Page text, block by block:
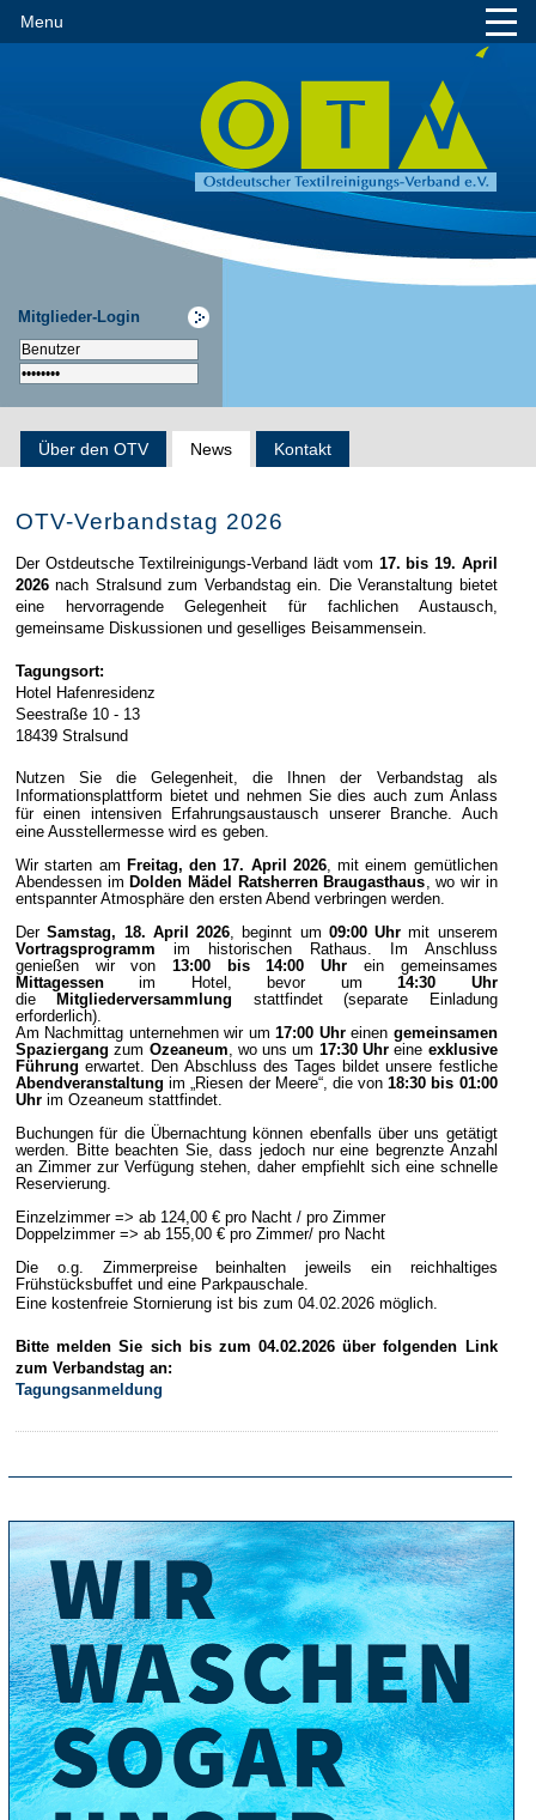
Menu
Mitglieder-Login
Über den OTV News Kontakt
OTV-Verbandstag 2026
Der Ostdeutsche Textilreinigungs-Verband lädt vom 17. bis 19. April
2026nach Stralsund zum Verbandstag ein. Die Veranstaltung bietet
eine hervorragende Gelegenheit für fachlichen Austausch,
gemeinsame Diskussionen und geselliges Beisammensein.
Tagungsort:
Hotel Hafenresidenz
Seestraße 10 - 13
18439 Stralsund
Nutzen Sie die Gelegenheit, die Ihnen der Verbandstag als
Informationsplattform bietet und nehmen Sie dies auch zum Anlass
für einen intensiven Erfahrungsaustausch unserer Branche. Auch
eine Ausstellermesse wird es geben.
Wir starten am Freitag, den 17. April 2026, mit einem gemütlichen
Abendessen im Dolden Mädel Ratsherren Braugasthaus, wo wir in
entspannter Atmosphäre den ersten Abend verbringen werden.
DerSamstag, 18. April 2026, beginnt um 09:00 Uhr mit unserem
Vortragsprogramm im historischen Rathaus. Im Anschluss
genießen wir von13:00 bis 14:00 Uhr ein gemeinsames
Mittagessenim Hotel, bevor um14:30 Uhr
die
Mitgliederversammlung stattfindet (separate Einladung
erforderlich).
Am Nachmittag unternehmen wir um17:00 Uhreinen gemeinsamen
Spaziergang zum Ozeaneum, wo uns um 17:30 Uhr eine exklusive
Führung erwartet. Den Abschluss des Tages bildet unsere festliche
Abendveranstaltung im „Riesen der Meere“, die von18:30 bis 01:00
Uhrim Ozeaneum stattfindet.
Buchungen für die Übernachtung können ebenfalls über uns getätigt
werden. Bitte beachten Sie, dass jedoch nur eine begrenzte Anzahl
an Zimmer zur Verfügung stehen, daher empfiehlt sich eine schnelle
Reservierung.
Einzelzimmer => ab 124,00 € pro Nacht / pro Zimmer
Doppelzimmer => ab 155,00 € pro Zimmer/ pro Nacht
Die o.g. Zimmerpreise beinhalten jeweils ein reichhaltiges
Frühstücksbuffet und eine Parkpauschale.
Eine kostenfreie Stornierung ist bis zum 04.02.2026 möglich.
Bitte melden Sie sich bis zum 04.02.2026 über folgenden Link
zum Verbandstag an:
Tagungsanmeldung